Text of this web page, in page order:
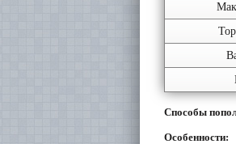
Способы
Особенности: